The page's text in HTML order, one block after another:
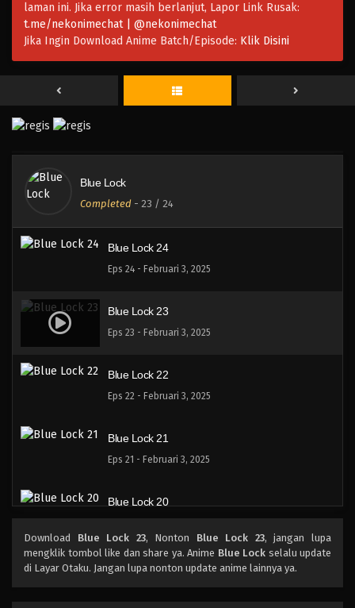
laman ini. Jika error masih berlanjut, Lapor Link Rusak:
t.me/nekonimechat | @nekonimechat
Jika Ingin Download Anime Batch/Episode: Klik Disini
Blue Lock
Completed - 23 / 24
Blue Lock 24
Eps 24 - Februari 3, 2025
Blue Lock 23
Eps 23 - Februari 3, 2025
Blue Lock 22
Eps 22 - Februari 3, 2025
Blue Lock 21
Eps 21 - Februari 3, 2025
Blue Lock 20
Blue Lock 19
Eps 19 - Februari 3, 2025
Download Blue Lock 23, Nonton Blue Lock 23, jangan lupa
mengklik tombol like dan share ya. Anime Blue Lock selalu update
di Layar Otaku. Jangan lupa nonton update anime lainnya ya.